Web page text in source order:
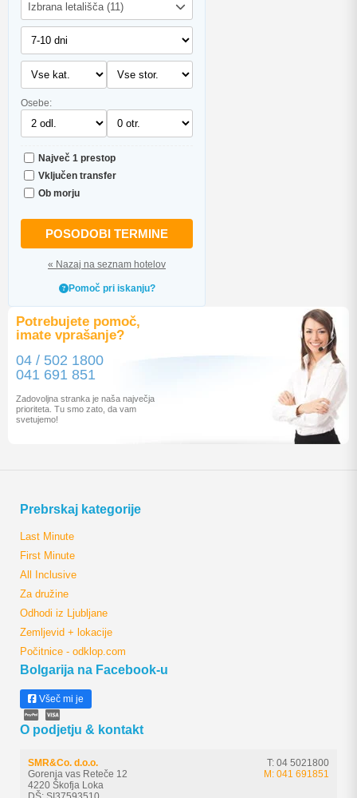
Izbrana letališča (11)
Osebe:
Največ 1 prestop
Vključen transfer
Ob morju
POSODOBI TERMINE
« Nazaj na seznam hotelov
Pomoč pri iskanju?
Potrebujete pomoč,
imate vprašanje?
04 / 502 1800
041 691 851
Zadovoljna stranka je naša največja
prioriteta. Tu smo zato, da vam
svetujemo!
Prebrskaj kategorije
Last Minute
First Minute
All Inclusive
Za družine
Odhodi iz Ljubljane
Zemljevid + lokacije
Počitnice - odklop.com
Bolgarija na Facebook-u
Všeč mi je
O podjetju & kontakt
SMR&Co. d.o.o.
Gorenja vas Reteče 12
4220 Škofja Loka
T: 04 5021800
M: 041 691851